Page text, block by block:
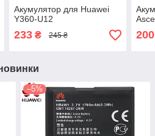
Акумулятор для Huawei
Y360-U12
233₴ 245 ₴ 200
–5%